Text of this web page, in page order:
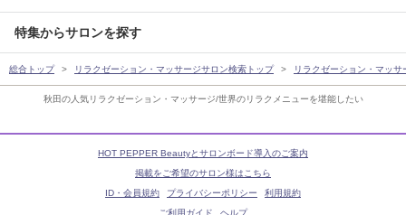
秋田の人気リラクゼーション・マッサージ/世界のリラクメニューを堪能したい
特集からサロンを探す
総合トップ リラクゼーション・マッサージサロン検索トップ リラクゼーション・マッ
HOT PEPPER Beautyとサロンボード導入のご案内
掲載をご希望のサロン様はこちら
ID・会員規約
プライバシーポリシー
利用規約
ご利用ガイド
ヘルプ